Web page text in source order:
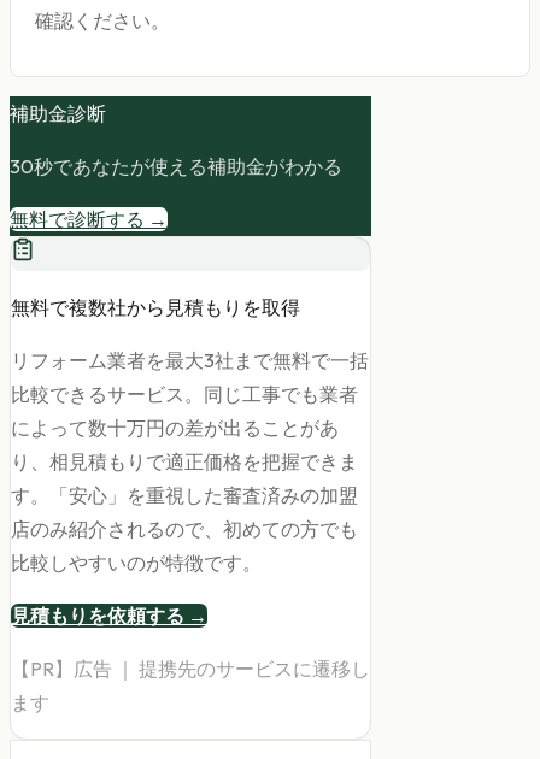
確認ください。
補助金診断
30秒であなたが使える補助金がわかる
無料で診断する →
無料で複数社から見積もりを取得
リフォーム業者を最大3社まで無料で一括
比較できるサービス。同じ工事でも業者
によって数十万円の差が出ることがあ
り、相見積もりで適正価格を把握できま
す。「安心」を重視した審査済みの加盟
店のみ紹介されるので、初めての方でも
比較しやすいのが特徴です。
見積もりを依頼する →
【PR】広告 ｜ 提携先のサービスに遷移し
ます